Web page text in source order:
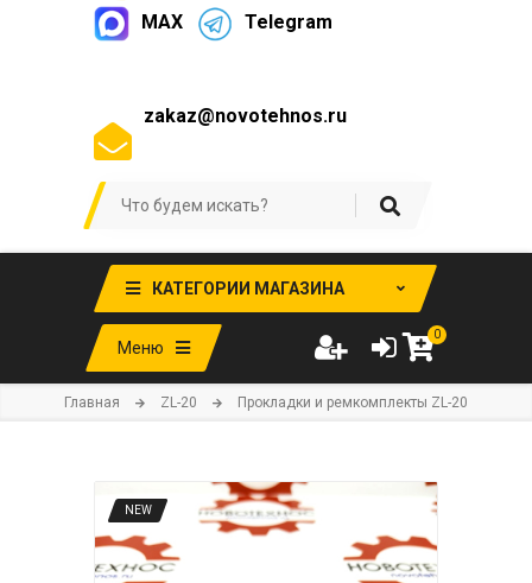
MAX Telegram
zakaz@novotehnos.ru
КАТЕГОРИИ МАГАЗИНА
Меню
0
Главная ZL-20 Прокладки и ремкомплекты ZL-20
NEW